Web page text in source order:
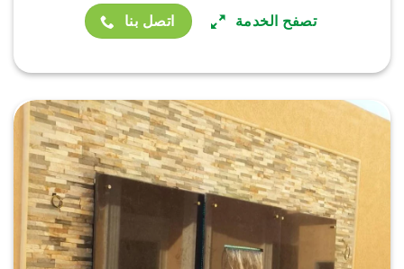
تصفح الخدمة اتصل بنا